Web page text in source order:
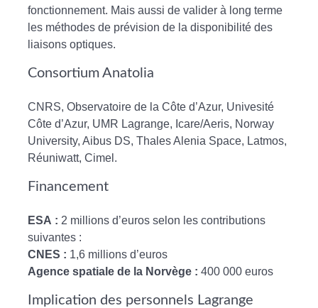
fonctionnement. Mais aussi de valider à long terme
les méthodes de prévision de la disponibilité des
liaisons optiques.
Consortium Anatolia
CNRS, Observatoire de la Côte d’Azur, Univesité
Côte d’Azur, UMR Lagrange, Icare/Aeris, Norway
University, Aibus DS, Thales Alenia Space, Latmos,
Réuniwatt, Cimel.
Financement
ESA : 2 millions d’euros selon les contributions
suivantes :
CNES : 1,6 millions d’euros
Agence spatiale de la Norvège : 400 000 euros
Implication des personnels Lagrange